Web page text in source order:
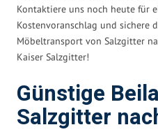
Kontaktiere uns noch heute für
Kostenvoranschlag und sichere
Möbeltransport von Salzgitter
Kaiser Salzgitter!
Günstige
Salzgitter